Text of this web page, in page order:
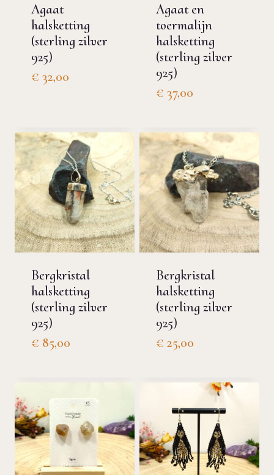
Agaat
halsketting
(sterling zilver
925)
€ 32,00
Agaat en
toermalijn
halsketting
(sterling zilver
925)
€ 37,00
Bergkristal
halsketting
(sterling zilver
925)
€ 85,00
Bergkristal
halsketting
(sterling zilver
925)
€ 25,00